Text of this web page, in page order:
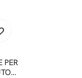
PER